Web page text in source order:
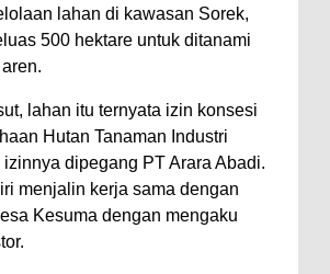
lahan di kawasan Sorek,
500 hektare untuk ditanami
lahan itu ternyata izin konsesi
Hutan Tanaman Industri
dipegang PT Arara Abadi.
menjalin kerja sama dengan
Kesuma dengan mengaku